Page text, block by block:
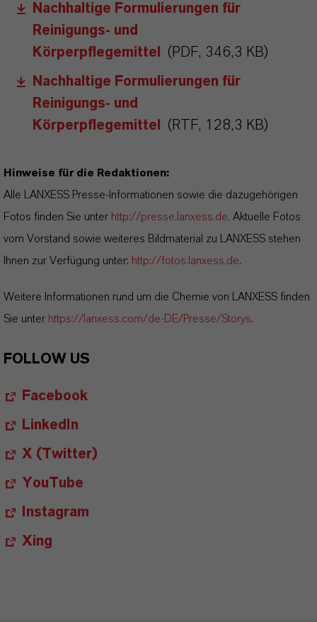
Nachhaltige Formulierungen für
Reinigungs- und
Körperpflegemittel
(PDF, 346,3 KB)
Nachhaltige Formulierungen für
Reinigungs- und
Körperpflegemittel
(RTF, 128,3 KB)
Hinweise für die Redaktionen:
Alle LANXESS Presse-Informationen sowie die dazugehörigen
Fotos finden Sie unter http://presse.lanxess.de. Aktuelle Fotos
vom Vorstand sowie weiteres Bildmaterial zu LANXESS stehen
Ihnen zur Verfügung unter: http://fotos.lanxess.de.
Weitere Informationen rund um die Chemie von LANXESS finden
Sie unter https://lanxess.com/de-DE/Presse/Storys.
FOLLOW US
Facebook
LinkedIn
X (Twitter)
YouTube
Instagram
Xing